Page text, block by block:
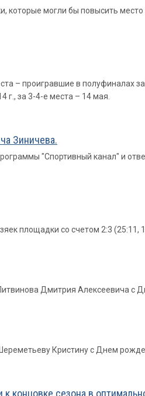
которые могли бы повысить
– проигравшие в полуфиналах
г., за 3-4-е места – 14 мая.
Зиничева.
"Спортивный канал" и
площадки со счетом 2:3 (25:11,
Дмитрия Алексеевича с
Кристину с Днем
концовке сезона в